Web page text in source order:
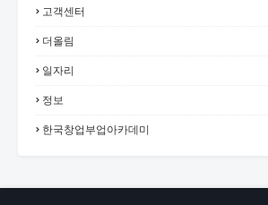
고객센터
더올림
일자리
정보
한국창업부업아카데미